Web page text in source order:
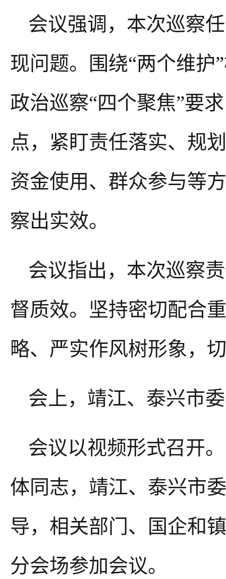
会议强调， 本次巡察
现问题。围绕“两个维护”
政治巡察“四个聚焦”要
点，紧盯责任落实、规
资金使用、群众参与等
察出实效。
会议指出， 本次巡察
督质效。坚持密切配合
略、 严实作风树形象，
会上，靖江、泰兴市
会议以视频形式召开
体同志，靖江、泰兴市
导，相关部门、国企和
分会场参加会议。